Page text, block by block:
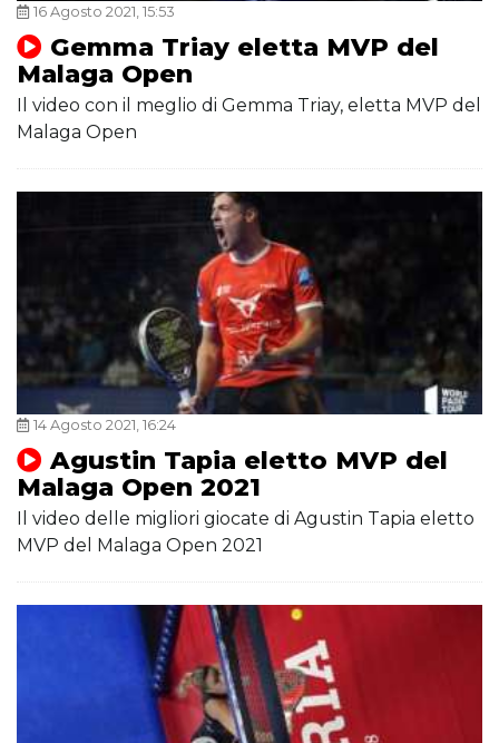
16 Agosto 2021, 15:53
Gemma Triay eletta MVP del
Malaga Open
Il video con il meglio di Gemma Triay, eletta MVP del
Malaga Open
14 Agosto 2021, 16:24
Agustin Tapia eletto MVP del
Malaga Open 2021
Il video delle migliori giocate di Agustin Tapia eletto
MVP del Malaga Open 2021